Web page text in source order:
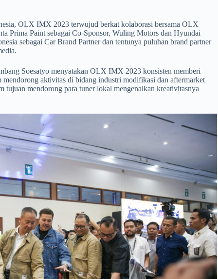
OLX IMX 2023 terwujud berkat kolaborasi bersama OLX
Prima Paint sebagai Co-Sponsor, Wuling Motors dan Hyundai
sebagai Car Brand Partner dan tentunya puluhan brand partner
Soesatyo menyatakan OLX IMX 2023 konsisten memberi
aktivitas di bidang industri modifikasi dan aftermarket
mendorong para tuner lokal mengenalkan kreativitasnya